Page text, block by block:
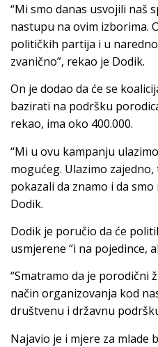
“Mi smo danas usvojili naš
nastupu na ovim izborima.
političkih partija i u
zvanično”, rekao je Dodik.
On je dodao da će se
bazirati na podršku
rekao, ima oko 400.000.
“Mi u ovu kampanju
mogućeg. Ulazimo
pokazali da znamo i da
Dodik.
Dodik je poručio da će
usmjerene “i na pojedince,
“Smatramo da je porodični
način organizovanja kod
društvenu i državnu
Najavio je i mjere za mlade